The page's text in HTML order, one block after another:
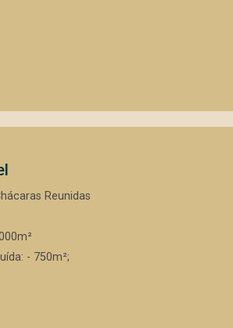
Reunidas
- 750m²;